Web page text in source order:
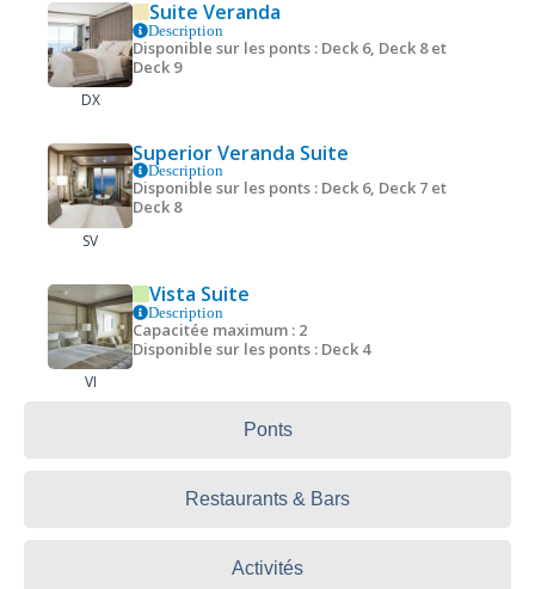
Ponts
Restaurants & Bars
Activités
DX
Suite Veranda
Description
Disponible sur les ponts : Deck 6, Deck 8 et
Deck 9
SV
Superior Veranda Suite
Description
Disponible sur les ponts : Deck 6, Deck 7 et
Deck 8
VI
Vista Suite
Description
Capacitée maximum : 2
Disponible sur les ponts : Deck 4